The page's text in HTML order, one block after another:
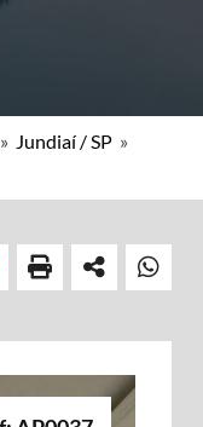
» Jundiaí / SP »